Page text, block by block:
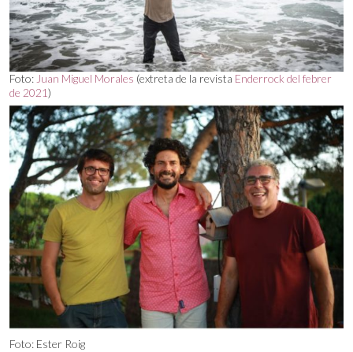
Foto: Juan Miguel Morales (extreta de la revista Enderrock del febrer
de 2021)
Foto: Ester Roig